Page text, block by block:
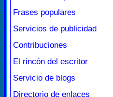
Frases populares
Servicios de publicidad
Contribuciones
El rincón del escritor
Servicio de blogs
Directorio de enlaces